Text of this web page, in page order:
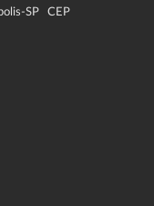
SP CEP